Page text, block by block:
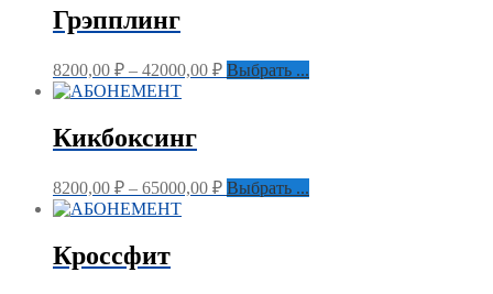
Грэпплинг
8200,00 ₽ – 42000,00 ₽ Выбрать ...
Кикбоксинг
8200,00 ₽ – 65000,00 ₽ Выбрать ...
Кроссфит